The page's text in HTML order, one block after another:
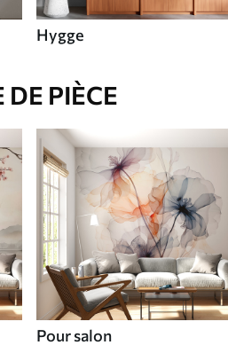
Hygge
DE PIÈCE
Pour salon